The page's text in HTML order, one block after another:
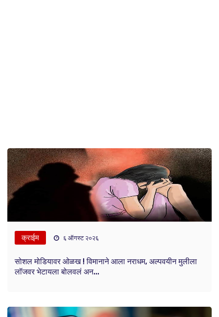
क्राईम ६ ऑगस्ट २०२६
सोशल मोडियावर ओळख ! विमानाने आला नराधम, अल्पवयीन मुलीला
लॉजवर भेटायला बोलवलं अन...